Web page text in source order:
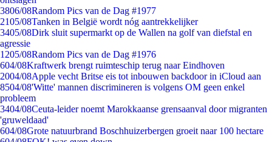
3806/08Random Pics van de Dag #1977
2105/08Tanken in België wordt nóg aantrekkelijker
3405/08Dirk sluit supermarkt op de Wallen na golf van diefstal en
agressie
1205/08Random Pics van de Dag #1976
604/08Kraftwerk brengt ruimteschip terug naar Eindhoven
2004/08Apple vecht Britse eis tot inbouwen backdoor in iCloud aan
8504/08'Witte' mannen discrimineren is volgens OM geen enkel
probleem
3404/08Ceuta-leider noemt Marokkaanse grensaanval door migranten
'gruweldaad'
604/08Grote natuurbrand Boschhuizerbergen groeit naar 100 hectare